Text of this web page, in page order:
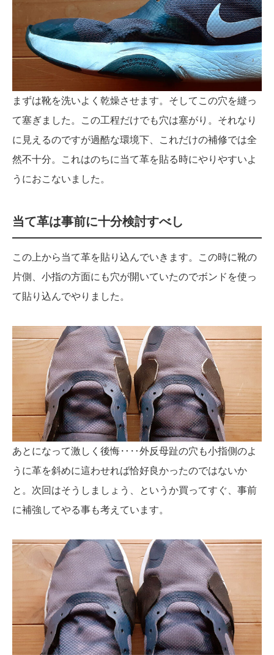
まずは靴を洗いよく乾燥させます。そしてこの穴を縫っ
て塞ぎました。この工程だけでも穴は塞がり。それなり
に見えるのですが過酷な環境下、これだけの補修では全
然不十分。これはのちに当て革を貼る時にやりやすいよ
うにおこないました。
当て革は事前に十分検討すべし
この上から当て革を貼り込んでいきます。この時に靴の
片側、小指の方面にも穴が開いていたのでボンドを使っ
て貼り込んでやりました。
あとになって激しく後悔‥‥外反母趾の穴も小指側のよ
うに革を斜めに這わせれば恰好良かったのではないか
と。次回はそうしましょう、というか買ってすぐ、事前
に補強してやる事も考えています。